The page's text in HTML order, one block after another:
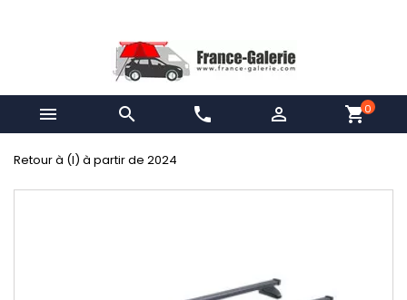
  phone  shopping_cart0
Retour à (I) à partir de 2024